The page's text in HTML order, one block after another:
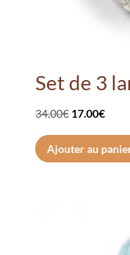
Set de 3
34.00€ Le
prix
initial
17.00€Le
prix
Ajouter au